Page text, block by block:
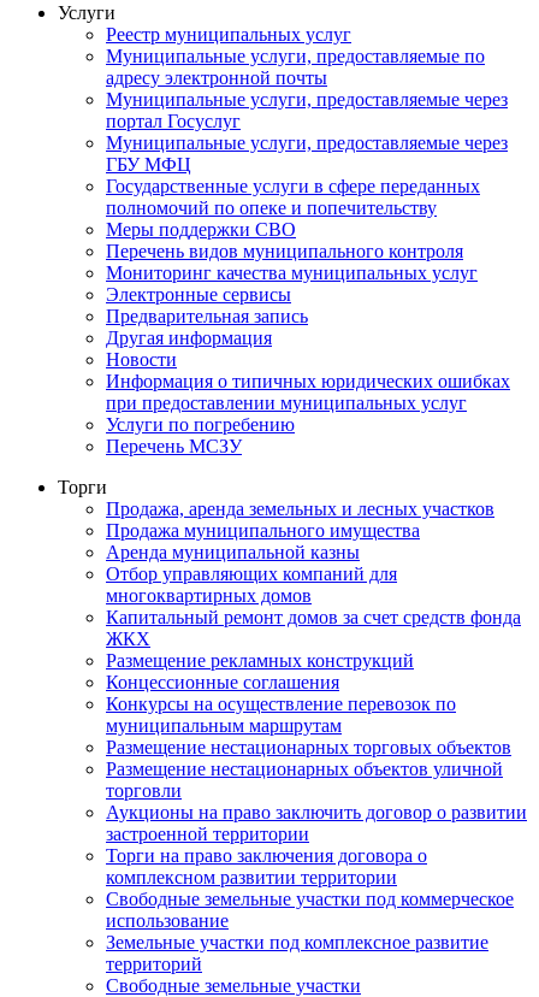
Услуги
Реестр муниципальных услуг
Муниципальные услуги, предоставляемые по
адресу электронной почты
Муниципальные услуги, предоставляемые через
портал Госуслуг
Муниципальные услуги, предоставляемые через
ГБУ МФЦ
Государственные услуги в сфере переданных
полномочий по опеке и попечительству
Меры поддержки СВО
Перечень видов муниципального контроля
Мониторинг качества муниципальных услуг
Электронные сервисы
Предварительная запись
Другая информация
Новости
Информация о типичных юридических ошибках
при предоставлении муниципальных услуг
Услуги по погребению
Перечень МСЗУ
Торги
Продажа, аренда земельных и лесных участков
Продажа муниципального имущества
Аренда муниципальной казны
Отбор управляющих компаний для
многоквартирных домов
Капитальный ремонт домов за счет средств фонда
ЖКХ
Размещение рекламных конструкций
Концессионные соглашения
Конкурсы на осуществление перевозок по
муниципальным маршрутам
Размещение нестационарных торговых объектов
Размещение нестационарных объектов уличной
торговли
Аукционы на право заключить договор о развитии
застроенной территории
Торги на право заключения договора о
комплексном развитии территории
Свободные земельные участки под коммерческое
использование
Земельные участки под комплексное развитие
территорий
Свободные земельные участки